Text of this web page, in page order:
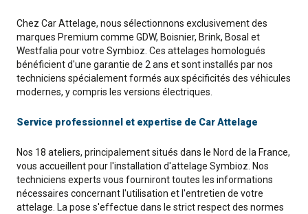
Chez Car Attelage, nous sélectionnons exclusivement des
marques Premium comme GDW, Boisnier, Brink, Bosal et
Westfalia pour votre Symbioz. Ces attelages homologués
bénéficient d'une garantie de 2 ans et sont installés par nos
techniciens spécialement formés aux spécificités des véhicules
modernes, y compris les versions électriques.
Service professionnel et expertise de Car Attelage
Nos 18 ateliers, principalement situés dans le Nord de la France,
vous accueillent pour l'installation d'attelage Symbioz. Nos
techniciens experts vous fourniront toutes les informations
nécessaires concernant l'utilisation et l'entretien de votre
attelage. La pose s'effectue dans le strict respect des normes